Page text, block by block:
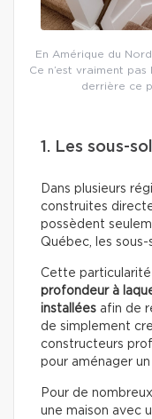
En Amérique du
Ce n’est vraiment
derrière ce
1. Les sous-
Dans plusieurs
construites
possèdent
Québec, les
Cette
profondeur à
installées afin de
de simplement
constructeurs
pour aménager
Pour de
une maison avec